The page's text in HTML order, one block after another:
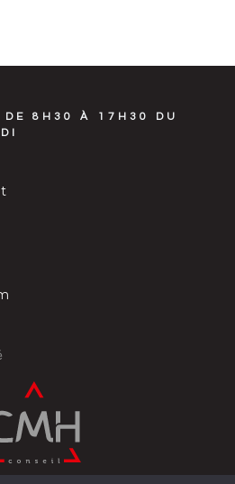
DE 8H30 À 17H30 DU